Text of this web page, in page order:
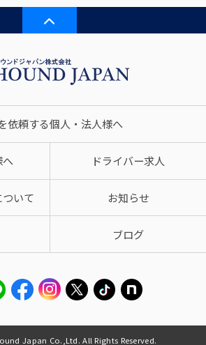
依頼する個人・法人様へ
へ ドライバー求人
いて お知らせ
ブログ
Japan Co.,Ltd. All Rights Reserved.